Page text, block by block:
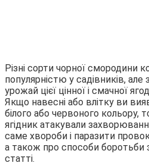
Різні сорти чорної смородини
популярністю у садівників, але
урожай цієї цінної і смачної
Якщо навесні або влітку ви
білого або червоного кольору,
ягідник атакували
саме хвороби і паразити
а також про способи боротьби
статті.